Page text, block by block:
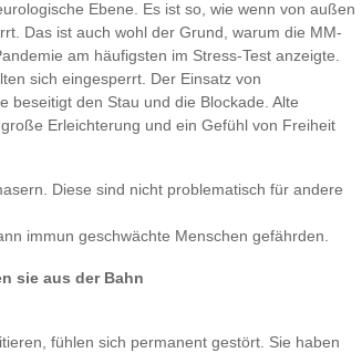
Ebene. Es ist so, wie wenn von außen
Das ist auch wohl der Grund, warum die MM-
am häufigsten im Stress-Test anzeigte.
sich eingesperrt. Der Einsatz von
beseitigt den Stau und die Blockade. Alte
Erleichterung und ein Gefühl von Freiheit
Diese sind nicht problematisch für andere
immun geschwächte Menschen gefährden.
sie aus der Bahn
fühlen sich permanent gestört. Sie haben